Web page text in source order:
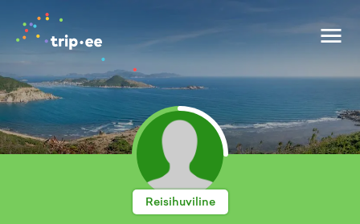
Reisihuviline